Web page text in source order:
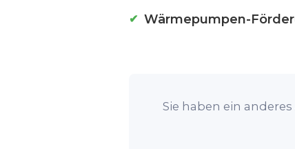
Wärmepumpen-
Sie haben ein